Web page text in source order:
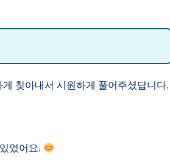
찾아내서 시원하게 풀어주셨답니다.
었어요.